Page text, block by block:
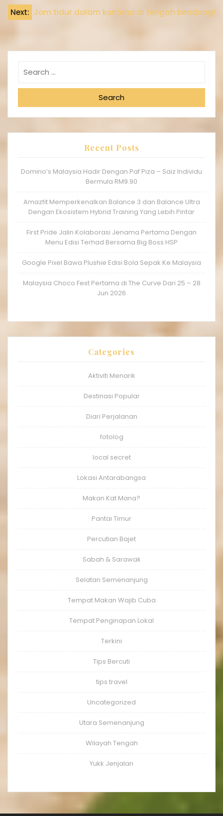
Next: Jom tidur dalam kontena di tengah bendang!
Search
Recent Posts
Domino’s Malaysia Hadir Dengan Paf Piza – Saiz Individu
Bermula RM9.90
Amazfit Memperkenalkan Balance 3 dan Balance Ultra
Dengan Ekosistem Hybrid Training Yang Lebih Pintar
First Pride Jalin Kolaborasi Jenama Pertama Dengan
Menu Edisi Terhad Bersama Big Boss HSP
Google Pixel Bawa Plushie Edisi Bola Sepak Ke Malaysia
Malaysia Choco Fest Pertama di The Curve Dari 25 – 28
Jun 2026
Categories
Aktiviti Menarik
Destinasi Popular
Diari Perjalanan
fotolog
local secret
Lokasi Antarabangsa
Makan Kat Mana?
Pantai Timur
Percutian Bajet
Sabah & Sarawak
Selatan Semenanjung
Tempat Makan Wajib Cuba
Tempat Penginapan Lokal
Terkini
Tips Bercuti
tips travel
Uncategorized
Utara Semenanjung
Wilayah Tengah
Yukk Jenjalan